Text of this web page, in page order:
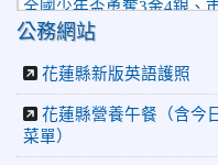
長盃橫掃13金
2026-07-08
台：沉浸式體驗 花蓮中正
國小培養學生國際視野
2026-06-16 花蓮新聞網：
【中正國小70週年校慶系列
活動 「游藝飛揚」晚會登
公務網站
花蓮縣新版英語護照
花蓮縣營養午餐（含今日
菜單）